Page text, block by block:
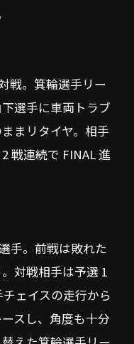
戦。箕輪選手リー
選手に車両トラブ
まリタイヤ。相手
戦連続で FINAL 進
手。前戦は敗れた
対戦相手は予選 1
ェイスの走行から
スし、角度も十分